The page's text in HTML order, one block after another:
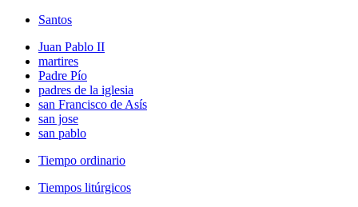
Santos
Juan Pablo II
martires
Padre Pío
padres de la iglesia
san Francisco de Asís
san jose
san pablo
Tiempo ordinario
Tiempos litúrgicos